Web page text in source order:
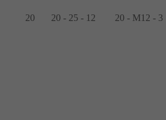
20 20 - 25 - 12 20 - M12 - 3